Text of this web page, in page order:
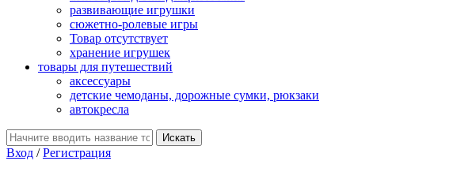
развивающие игрушки
сюжетно-ролевые игры
Товар отсутствует
хранение игрушек
товары для путешествий
аксессуары
детские чемоданы, дорожные сумки, рюкзаки
автокресла
Вход /Регистрация